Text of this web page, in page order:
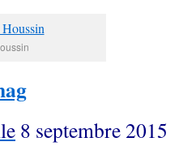
8 septembre 2015